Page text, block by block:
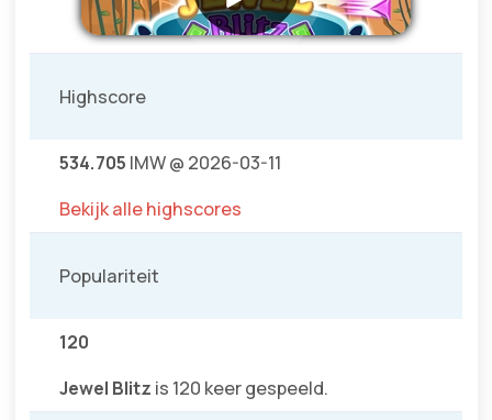
Highscore
534.705 IMW @ 2026-03-11
Bekijk alle highscores
Populariteit
120
Jewel Blitz is 120 keer gespeeld.